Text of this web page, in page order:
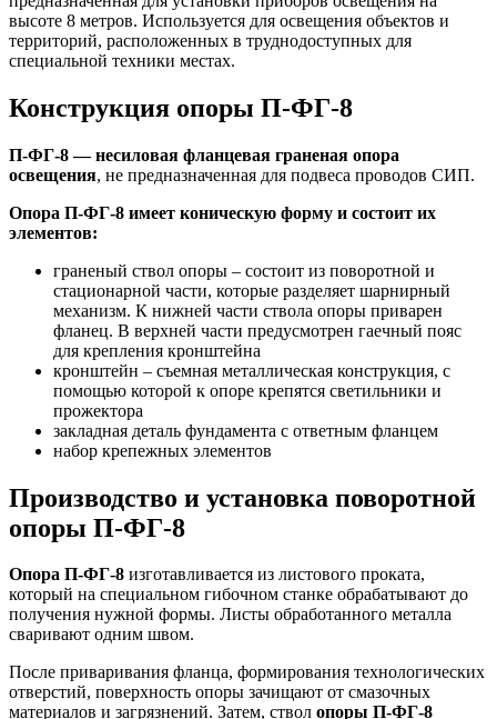
высоте 8 метров. Используется для освещения объектов и
территорий, расположенных в труднодоступных для
специальной техники местах.
Конструкция опоры П-ФГ-8
П-ФГ-8 — несиловая фланцевая граненая опора
освещения, не предназначенная для подвеса проводов СИП.
Опора П-ФГ-8 имеет коническую форму и состоит их
элементов:
граненый ствол опоры – состоит из поворотной и
стационарной части, которые разделяет шарнирный
механизм. К нижней части ствола опоры приварен
фланец. В верхней части предусмотрен гаечный пояс
для крепления кронштейна
кронштейн – съемная металлическая конструкция, с
помощью которой к опоре крепятся светильники и
прожектора
закладная деталь фундамента с ответным фланцем
набор крепежных элементов
Производство и установка поворотной
опоры П-ФГ-8
Опора П-ФГ-8 изготавливается из листового проката,
который на специальном гибочном станке обрабатывают до
получения нужной формы. Листы обработанного металла
сваривают одним швом.
После приваривания фланца, формирования технологических
отверстий, поверхность опоры зачищают от смазочных
материалов и загрязнений. Затем, ствол опоры П-ФГ-8